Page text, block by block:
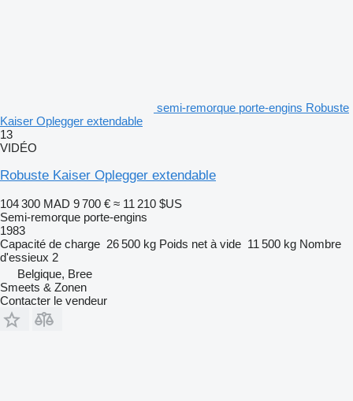
semi-remorque porte-engins Robuste
Kaiser Oplegger extendable
13
VIDÉO
Robuste Kaiser Oplegger extendable
104 300 MAD 9 700 € ≈ 11 210 $US
Semi-remorque porte-engins
1983
Capacité de charge 26 500 kg Poids net à vide 11 500 kg Nombre
d'essieux 2
Belgique, Bree
Smeets & Zonen
Contacter le vendeur